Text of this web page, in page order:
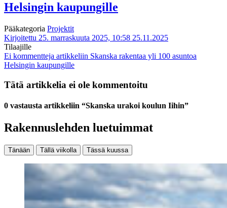
Helsingin kaupungille
Pääkategoria Projektit
Kirjoitettu 25. marraskuuta 2025, 10:58 25.11.2025
Tilaajille
Ei kommentteja artikkeliin Skanska rakentaa yli 100 asuntoa
Helsingin kaupungille
Tätä artikkelia ei ole kommentoitu
0 vastausta artikkeliin “Skanska urakoi koulun Iihin”
Rakennuslehden luetuimmat
Tänään Tällä viikolla Tässä kuussa